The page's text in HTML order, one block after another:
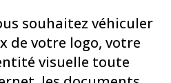
souhaitez véhiculer
de votre logo, votre
visuelle toute